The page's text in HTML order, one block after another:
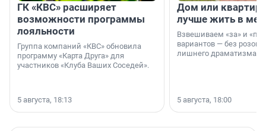
ГК «КВС» расширяет
возможности программы
лояльности
Группа компаний «КВС» обновила
программу «Карта Друга» для
участников «Клуба Ваших Соседей».
5 августа, 18:13
Дом или
лучше жить в
Взвешиваем «за» и
вариантов — без
лишнего драматизма.
5 августа, 18:00